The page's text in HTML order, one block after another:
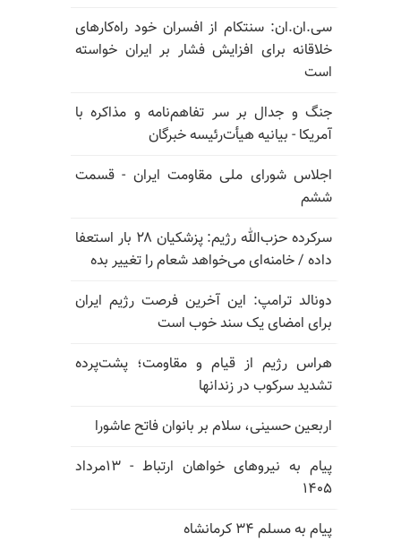
سی.ان.ان: سنتکام از افسران خود راه‌کارهای
خلاقانه برای افزایش فشار بر ایران خواسته
است
جنگ و جدال بر سر تفاهم‌نامه و مذاکره با
آمریکا - بیانیه هیأت‌رئیسه خبرگان
اجلاس شورای ملی مقاومت ایران - قسمت
ششم
سرکرده حزب‌الله رژیم: پزشکیان ۲۸ بار استعفا
داده / خامنه‌ای می‌خواهد شعام را تغییر بده
دونالد ترامپ: این آخرین فرصت رژیم ایران
برای امضای یک سند خوب است
هراس رژیم از قیام و مقاومت؛ پشت‌پرده
تشدید سرکوب در زندانها
اربعین حسینی، سلام بر بانوان فاتح عاشورا
پیام به نیروهای خواهان ارتباط - ۱۳مرداد
۱۴۰۵
پیام به مسلم ۳۴ کرمانشاه